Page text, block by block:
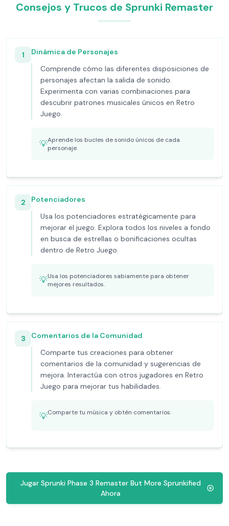
Consejos y Trucos de Sprunki Remaster
1
Dinámica de Personajes
Comprende cómo las diferentes disposiciones de
personajes afectan la salida de sonido.
Experimenta con varias combinaciones para
descubrir patrones musicales únicos en Retro
Juego.
💡Aprende los bucles de sonido únicos de cada
personaje.
2
Potenciadores
Usa los potenciadores estratégicamente para
mejorar el juego. Explora todos los niveles a fondo
en busca de estrellas o bonificaciones ocultas
dentro de Retro Juego.
💡Usa los potenciadores sabiamente para obtener
mejores resultados.
3
Comentarios de la Comunidad
Comparte tus creaciones para obtener
comentarios de la comunidad y sugerencias de
mejora. Interactúa con otros jugadores en Retro
Juego para mejorar tus habilidades.
💡Comparte tu música y obtén comentarios.
Jugar Sprunki Phase 3 Remaster But More Sprunkified
Ahora